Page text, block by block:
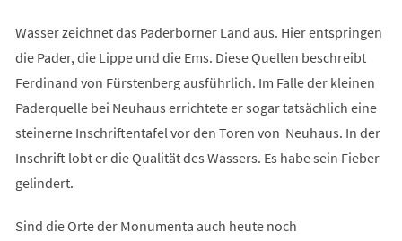
Wasser zeichnet das Paderborner Land aus. Hier entspringen
die Pader, die Lippe und die Ems. Diese Quellen beschreibt
Ferdinand von Fürstenberg ausführlich. Im Falle der kleinen
Paderquelle bei Neuhaus errichtete er sogar tatsächlich eine
steinerne Inschriftentafel vor den Toren von Neuhaus. In der
Inschrift lobt er die Qualität des Wassers. Es habe sein Fieber
gelindert.
Sind die Orte der Monumenta auch heute noch